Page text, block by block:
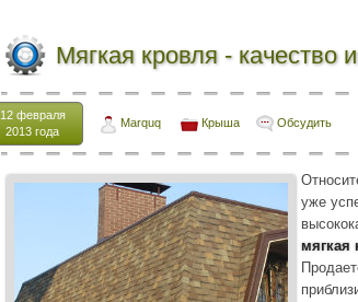
Мягкая кровля - качество
12 февраля
2013 года
Marquq Крыша Обсудить
уже
мягкая